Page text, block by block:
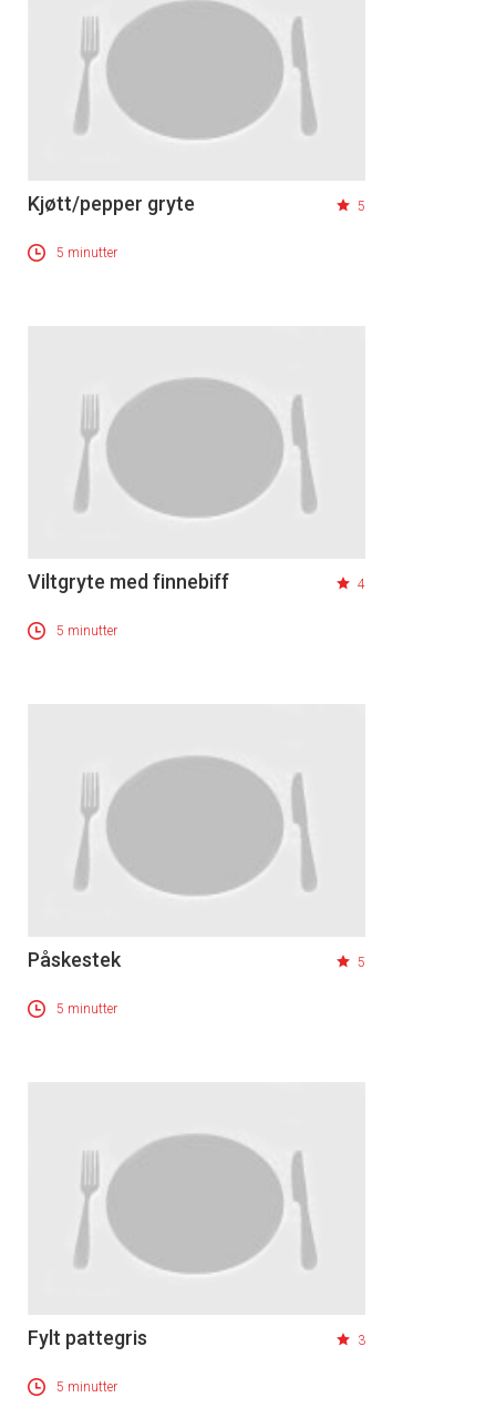
Kjøtt/pepper gryte 5
5 minutter
Viltgryte med finnebiff 4
5 minutter
Påskestek 5
5 minutter
Fylt pattegris 3
5 minutter